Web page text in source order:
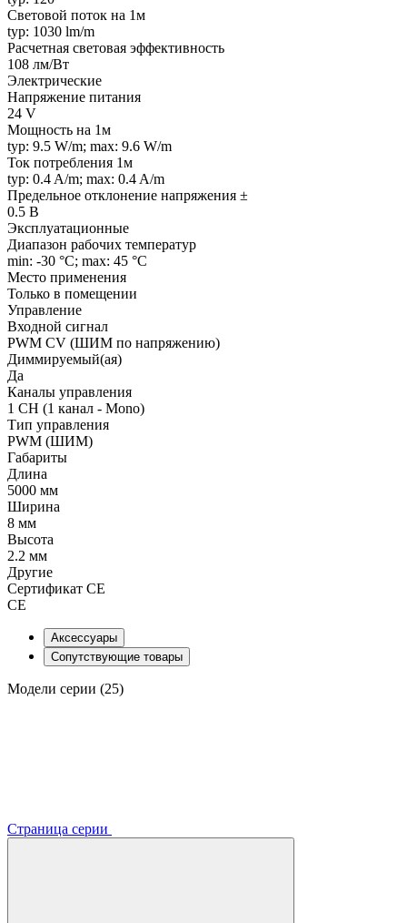
Световой поток на 1м
typ: 1030 lm/m
Расчетная световая эффективность
108 лм/Вт
Электрические
Напряжение питания
24 V
Мощность на 1м
typ: 9.5 W/m; max: 9.6 W/m
Ток потребления 1м
typ: 0.4 A/m; max: 0.4 A/m
Предельное отклонение напряжения ±
0.5 В
Эксплуатационные
Диапазон рабочих температур
min: -30 °C; max: 45 °C
Место применения
Только в помещении
Управление
Входной сигнал
PWM СV (ШИМ по напряжению)
Диммируемый(ая)
Да
Каналы управления
1 CH (1 канал - Mono)
Тип управления
PWM (ШИМ)
Габариты
Длина
5000 мм
Ширина
8 мм
Высота
2.2 мм
Другие
Сертификат CE
CE
Аксессуары
Сопутствующие товары
Модели серии (25)
Страница серии